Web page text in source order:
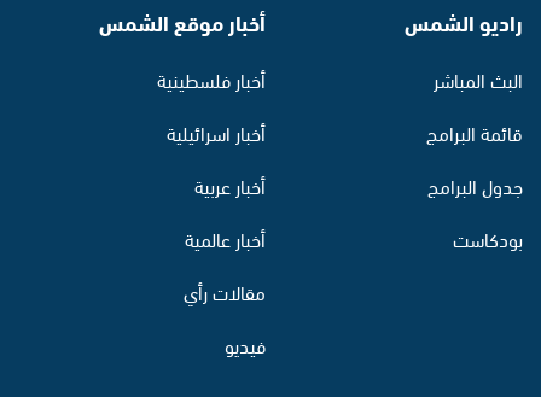
راديو الشمس
البث المباشر
قائمة البرامج
جدول البرامج
بودكاست
أخبار موقع الشمس
أخبار فلسطينية
أخبار اسرائيلية
أخبار عربية
أخبار عالمية
مقالات رأي
فيديو